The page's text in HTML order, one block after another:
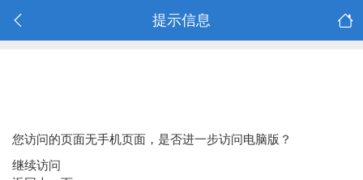
提示信息
您访问的页面无手机页面，是否进一步访问电脑版？
继续访问